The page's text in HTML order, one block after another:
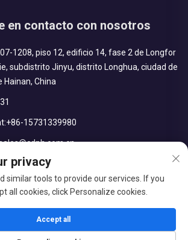
en contacto con nosotros
1208, piso 12, edificio 14, fase 2 de Longfor
subdistrito Jinyu, distrito Longhua, ciudad de
Hainan, China
+86-15731339980
los derechos reservados
privacy
similar tools to provide our services. If you
all cookies, click Personalize cookies.
Accept all